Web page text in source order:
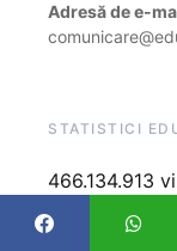
Adresă de e-
STATISTICI
466.134.913